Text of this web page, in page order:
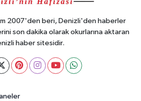
2007'den beri, Denizli'den haberler
son dakika olarak okurlarına aktaran
haber sitesidir.